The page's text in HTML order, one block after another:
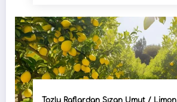
Tozlu Raflardan Sızan Umut / Limon